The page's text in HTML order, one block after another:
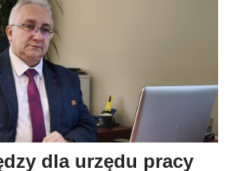
dla urzędu pracy